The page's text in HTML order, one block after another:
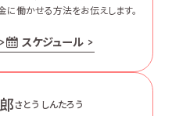
に働かせる方法をお伝えします。
スケジュール
さとう しんたろう